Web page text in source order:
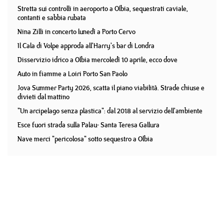
Stretta sui controlli in aeroporto a Olbia, sequestrati caviale,
contanti e sabbia rubata
Nina Zilli in concerto lunedì a Porto Cervo
Il Cala di Volpe approda all'Harry's bar di Londra
Disservizio idrico a Olbia mercoledì 10 aprile, ecco dove
Auto in fiamme a Loiri Porto San Paolo
Jova Summer Party 2026, scatta il piano viabilità. Strade chiuse e
divieti dal mattino
"Un arcipelago senza plastica": dal 2018 al servizio dell'ambiente
Esce fuori strada sulla Palau- Santa Teresa Gallura
Nave merci "pericolosa" sotto sequestro a Olbia